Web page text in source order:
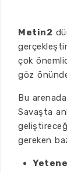
Metin2
çok
göz
Bu
Savaşta
gereken